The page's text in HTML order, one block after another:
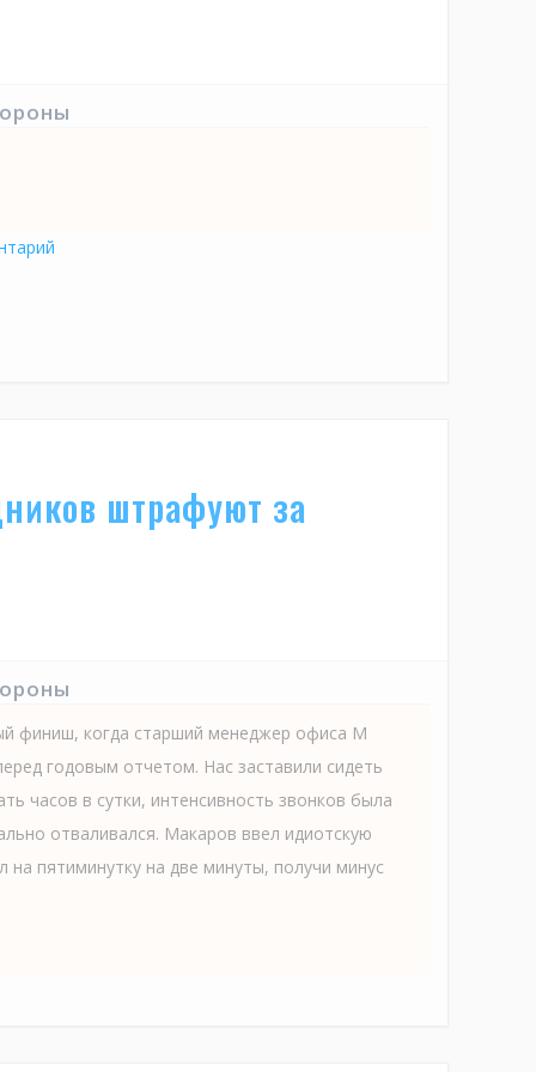
штрафуют за
финиш, когда старший менеджер офиса М
годовым отчетом. Нас заставили сидеть
часов в сутки, интенсивность звонков была
отваливался. Макаров ввел идиотскую
на пятиминутку на две минуты, получи минус